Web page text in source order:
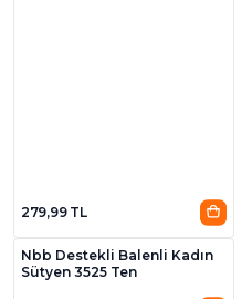
279,99 TL
3 Al 2 Öde 3
Nbb Destekli Balenli Kadın
Sütyen 3525 Ten